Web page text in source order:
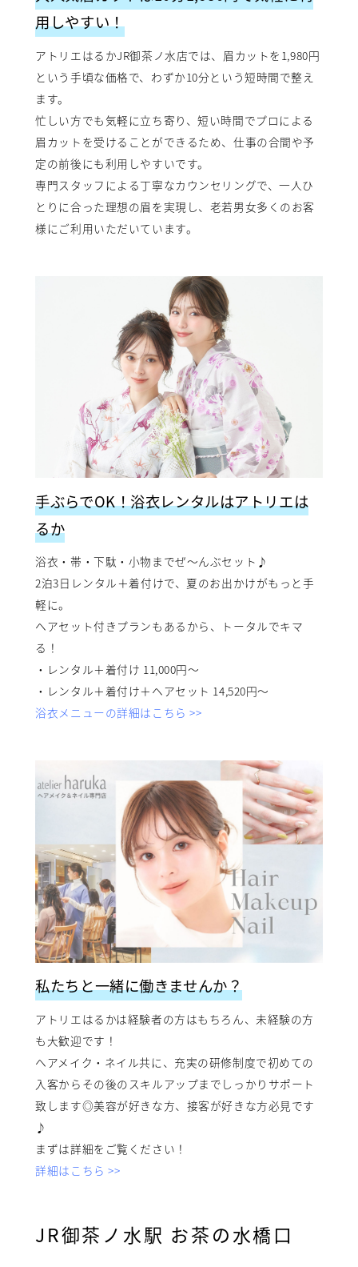
用しやすい！
アトリエはるかJR御茶ノ水店では、眉カットを1,980円
という手頃な価格で、わずか10分という短時間で整え
ます。
忙しい方でも気軽に立ち寄り、短い時間でプロによる
眉カットを受けることができるため、仕事の合間や予
定の前後にも利用しやすいです。
専門スタッフによる丁寧なカウンセリングで、一人ひ
とりに合った理想の眉を実現し、老若男女多くのお客
様にご利用いただいています。
手ぶらでOK！浴衣レンタルはアトリエは
るか
浴衣・帯・下駄・小物までぜ〜んぶセット♪
2泊3日レンタル＋着付けで、夏のお出かけがもっと手
軽に。
ヘアセット付きプランもあるから、トータルでキマ
る！
・レンタル＋着付け 11,000円〜
・レンタル＋着付け＋ヘアセット 14,520円〜
浴衣メニューの詳細はこちら >>
私たちと一緒に働きませんか？
アトリエはるかは経験者の方はもちろん、未経験の方
も大歓迎です！
ヘアメイク・ネイル共に、充実の研修制度で初めての
入客からその後のスキルアップまでしっかりサポート
致します◎美容が好きな方、接客が好きな方必見です
♪
まずは詳細をご覧ください！
詳細はこちら >>
JR御茶ノ水駅 お茶の水橋口